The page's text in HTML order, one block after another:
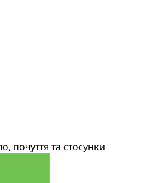
почуття та стосунки